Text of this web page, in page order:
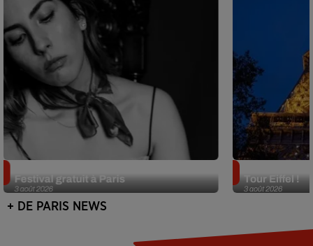
3 août 2026
Festival gratuit à Paris
3 août 2026
Tour Eiffel !
+ DE PARIS NEWS